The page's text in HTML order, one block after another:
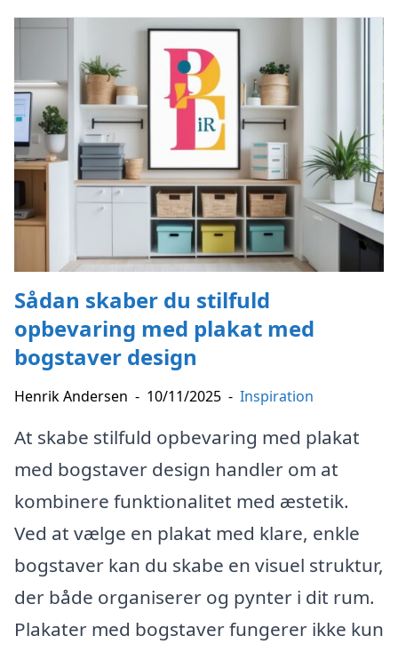
Sådan skaber du stilfuld
opbevaring med plakat med
bogstaver design
Henrik Andersen - 10/11/2025 - Inspiration
At skabe stilfuld opbevaring med plakat
med bogstaver design handler om at
kombinere funktionalitet med æstetik.
Ved at vælge en plakat med klare, enkle
bogstaver kan du skabe en visuel struktur,
der både organiserer og pynter i dit rum.
Plakater med bogstaver fungerer ikke kun